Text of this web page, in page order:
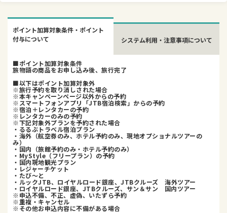
ポイント加算対象条件・ポイント
付与について
システム利用・注意事項について
■ポイント加算対象条件
旅物語の商品をお申し込み後、旅行完了
■以下はポイント加算対象外
※旅行予約を取り消しされた場合
※本キャンペーンページ以外からの予約
※スマートフォンアプリ「JTB宿泊検索」からの予約
※宿泊＋レンタカーの予約
※レンタカーのみの予約
※下記対象外プランを予約された場合
・るるぶトラベル宿泊プラン
・海外（航空券のみ、ホテル予約のみ、現地オプショナルツアーの
み）
・国内（旅館予約のみ・ホテル予約のみ）
・MyStyle（フリープラン）の予約
・国内現地観光プラン
・レジャーチケット
・たび〜と
・ルックJTB、ロイヤルロード銀座、JTBクルーズ 海外ツアー
・ロイヤルロード銀座、JTBクルーズ、サン＆サン 国内ツアー
※申込不備、不正、虚偽、いたずら予約
※重複・キャンセル
※その他お申込内容に不備がある場合